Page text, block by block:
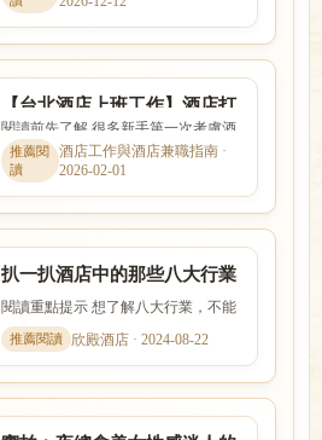
【台北酒店上班工作】酒店打
工心得,酒店小姐心酸報你知
閱讀前先了解 很多新手第一次考慮酒
店工作時，會同時擔心工作內容、安
全性、收入、上班時間與是...
酒店工作與酒店兼職指南 ·
2026-02-01
扒一扒酒店中的那些八大行業
專業術語，別讓別人看不起
奧！
閱讀重點提示 想了解八大行業，不能
只看名稱，也要理解實際工作內容、
入行條件、收入差異與安全...
欣殿酒店 · 2024-08-22